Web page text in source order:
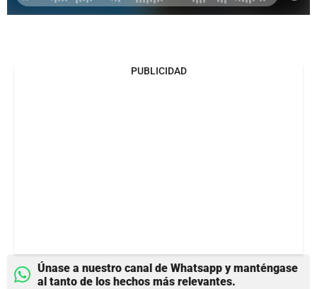
PUBLICIDAD
Únase a nuestro canal de Whatsapp y manténgase
al tanto de los hechos más relevantes.